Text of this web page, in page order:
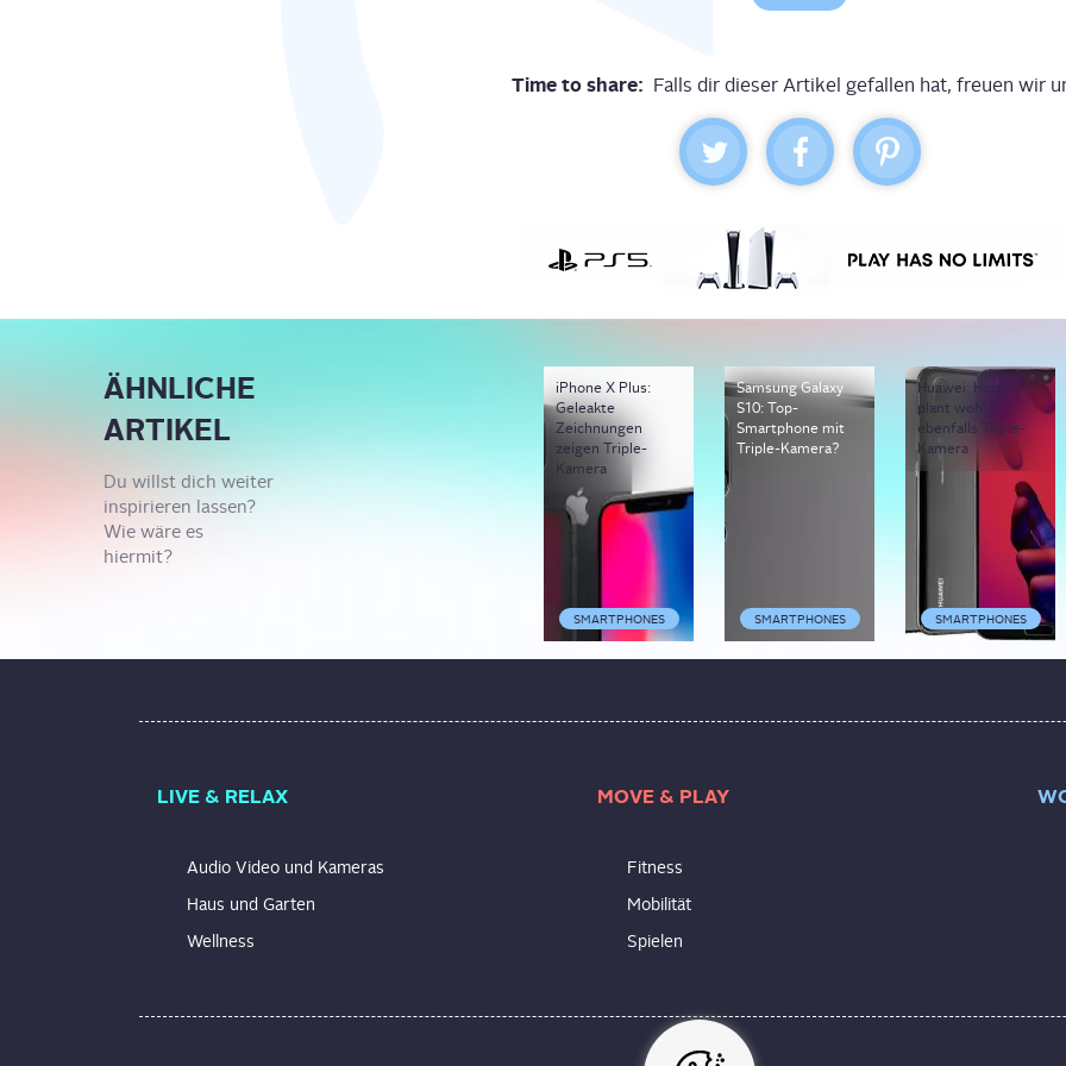
Time to share: Falls dir dieser Artikel gefallen hat, freuen wir
ÄHNLICHE
ARTIKEL
Du willst dich weiter
inspirieren lassen?
Wie wäre es
hiermit?
SMARTPHONES
iPhone X Plus:
Geleakte
Zeichnungen
zeigen Triple-
Kamera
SMARTPHONES
Samsung Galaxy
S10: Top-
Smartphone mit
Triple-Kamera?
SMARTPHONES
Huawei: Honor
plant wohl
ebenfalls Triple-
Kamera
LIVE & RELAX
Audio Video und Kameras
Haus und Garten
Wellness
MOVE & PLAY
Fitness
Mobilität
Spielen